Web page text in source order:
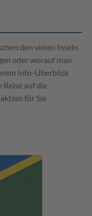
den vielen Inseln
oder worauf man
Info-Überblick
auf die
für Sie